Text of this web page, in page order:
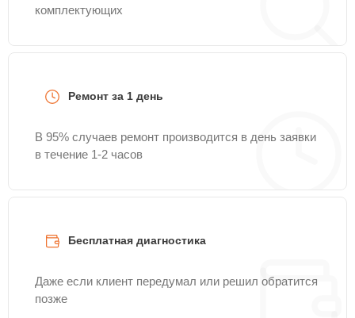
комплектующих
Ремонт за 1 день
В 95% случаев ремонт производится в день заявки
в течение 1-2 часов
Бесплатная диагностика
Даже если клиент передумал или решил обратится
позже